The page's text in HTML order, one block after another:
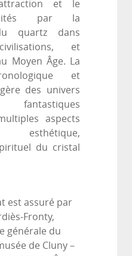
et le
par la
quartz dans
et
Moyen Âge. La
et
des univers
aspects
du cristal
est assuré par
Fronty,
générale du
de Cluny –